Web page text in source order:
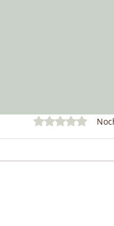
Mit 0 von 5